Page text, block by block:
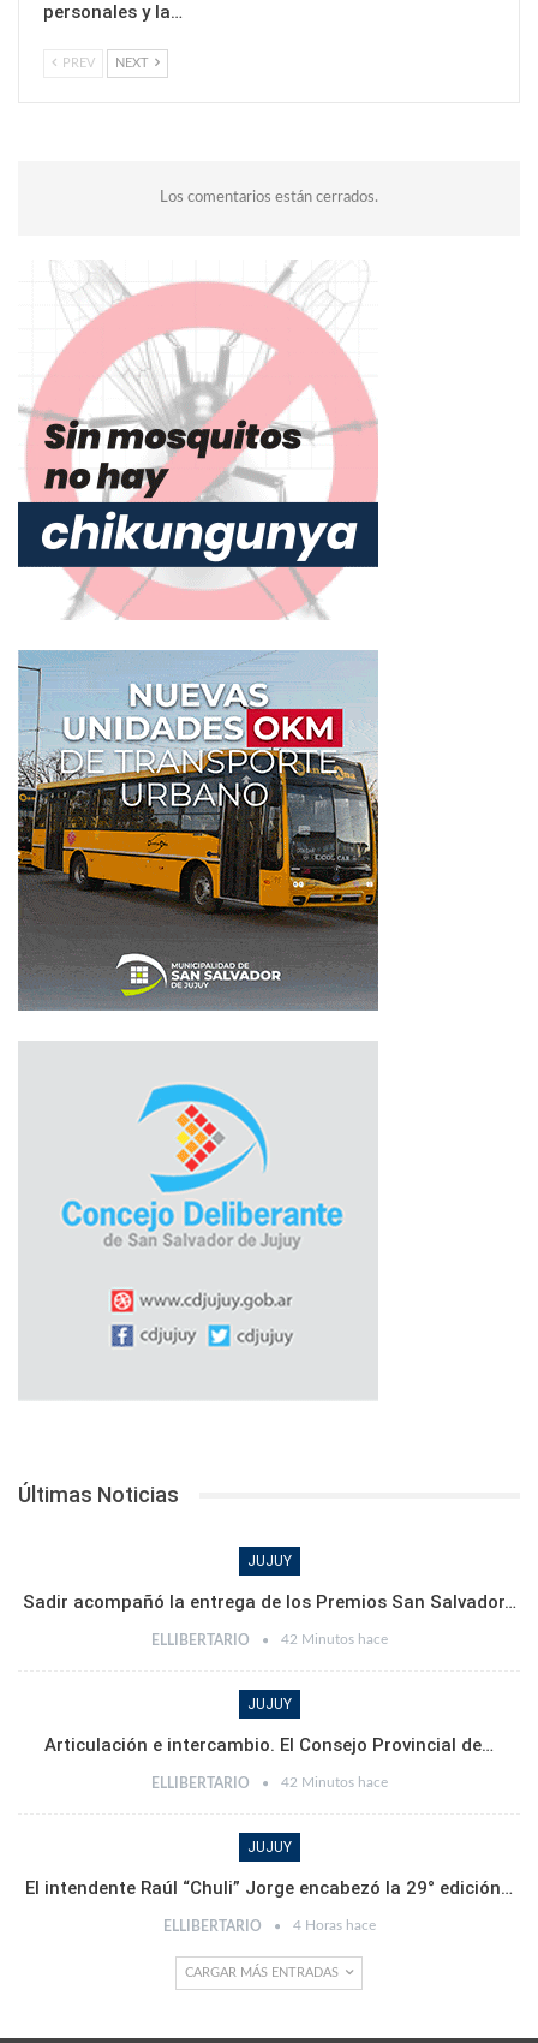
personales y la…
PREV NEXT
Los comentarios están cerrados.
Últimas Noticias
JUJUY
Sadir acompañó la entrega de los Premios San Salvador…
ELLIBERTARIO 42 Minutos hace
JUJUY
Articulación e intercambio. El Consejo Provincial de…
ELLIBERTARIO 42 Minutos hace
JUJUY
El intendente Raúl “Chuli” Jorge encabezó la 29° edición…
ELLIBERTARIO 4 Horas hace
CARGAR MÁS ENTRADAS